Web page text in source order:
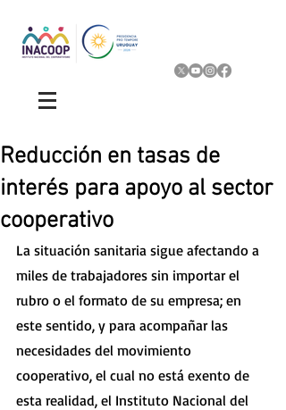
Reducción en tasas de
interés para apoyo al sector
cooperativo
La situación sanitaria sigue afectando a
miles de trabajadores sin importar el
rubro o el formato de su empresa; en
este sentido, y para acompañar las
necesidades del movimiento
cooperativo, el cual no está exento de
esta realidad, el Instituto Nacional del